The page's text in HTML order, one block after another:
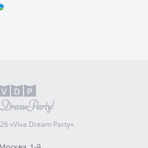
«Viva Dream Party»